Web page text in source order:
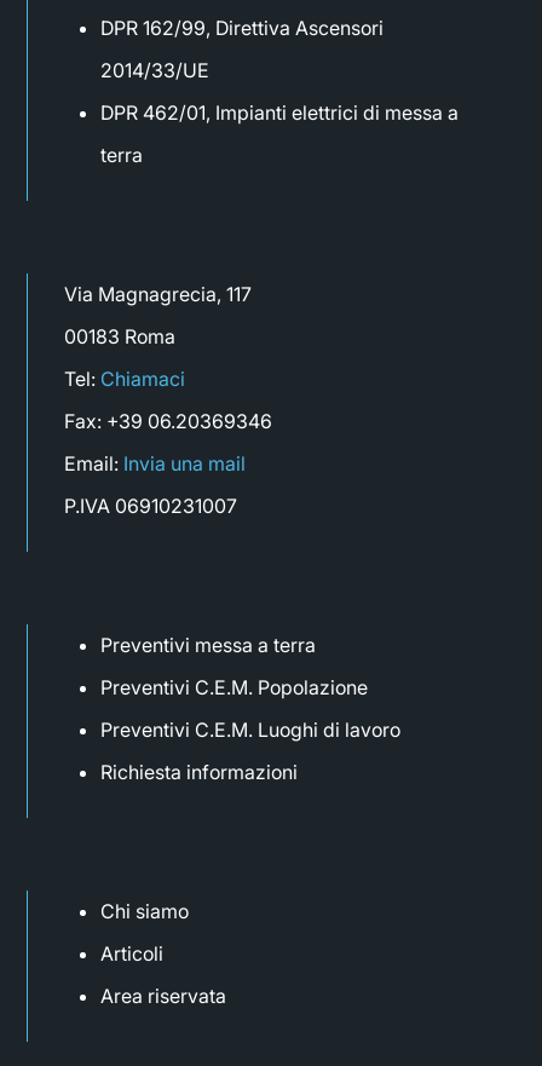
DPR 162/99, Direttiva Ascensori
2014/33/UE
DPR 462/01, Impianti elettrici di messa a
terra
Via Magnagrecia, 117
00183 Roma
Tel: Chiamaci
Fax: +39 06.20369346
Email: Invia una mail
P.IVA 06910231007
Preventivi messa a terra
Preventivi C.E.M. Popolazione
Preventivi C.E.M. Luoghi di lavoro
Richiesta informazioni
Chi siamo
Articoli
Area riservata